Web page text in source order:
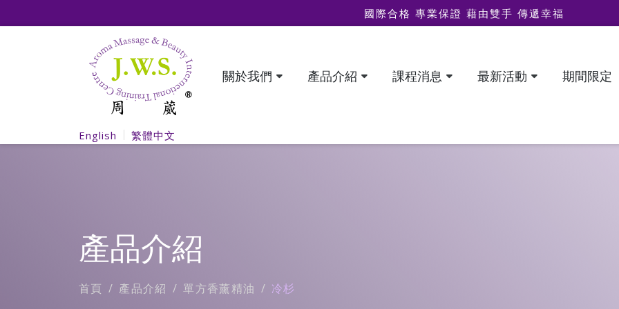
國際合格 專業保證 藉由雙手 傳遞幸福
關於我們 產品介紹 課程消息 最新活動 期間限定
English 繁體中文
產品介紹
首頁 產品介紹 單方香薰精油 冷杉